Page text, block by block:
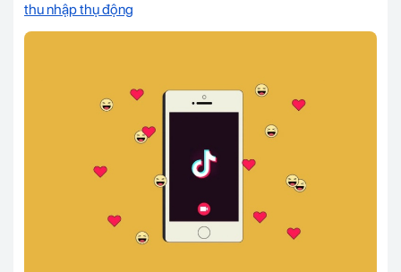
thu nhập thụ động